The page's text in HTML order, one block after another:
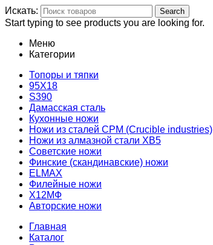
Искать: Search
Start typing to see products you are looking for.
Меню
Категории
Топоры и тяпки
95Х18
S390
Дамасская сталь
Кухонные ножи
Ножи из сталей CPM (Crucible industries)
Ножи из алмазной стали ХВ5
Советские ножи
Финские (скандинавские) ножи
ELMAX
Филейные ножи
Х12МФ
Авторские ножи
Главная
Каталог